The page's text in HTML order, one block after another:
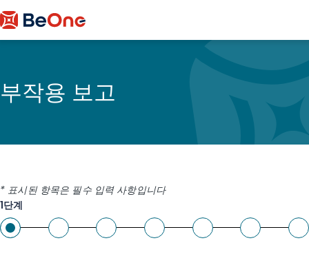
부작용 보고
* 표시된 항목은 필수 입력 사항입니다
1단계